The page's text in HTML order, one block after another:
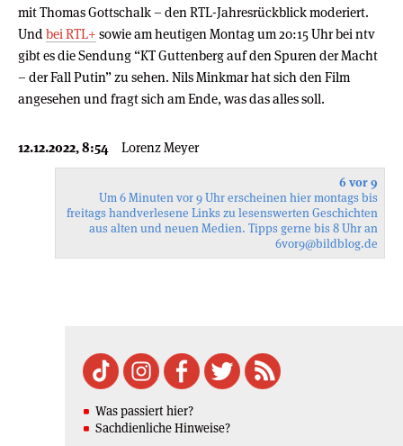
mit Thomas Gottschalk – den RTL-Jahresrückblick moderiert.
Und bei RTL+ sowie am heutigen Montag um 20:15 Uhr bei ntv
gibt es die Sendung “KT Guttenberg auf den Spuren der Macht
– der Fall Putin” zu sehen. Nils Minkmar hat sich den Film
angesehen und fragt sich am Ende, was das alles soll.
12.12.2022, 8:54 Lorenz Meyer
6 vor 9
Um 6 Minuten vor 9 Uhr erscheinen hier montags bis
freitags handverlesene Links zu lesenswerten Geschichten
aus alten und neuen Medien. Tipps gerne bis 8 Uhr an
6vor9@bildblog.de
Was passiert hier?
Sachdienliche Hinweise?